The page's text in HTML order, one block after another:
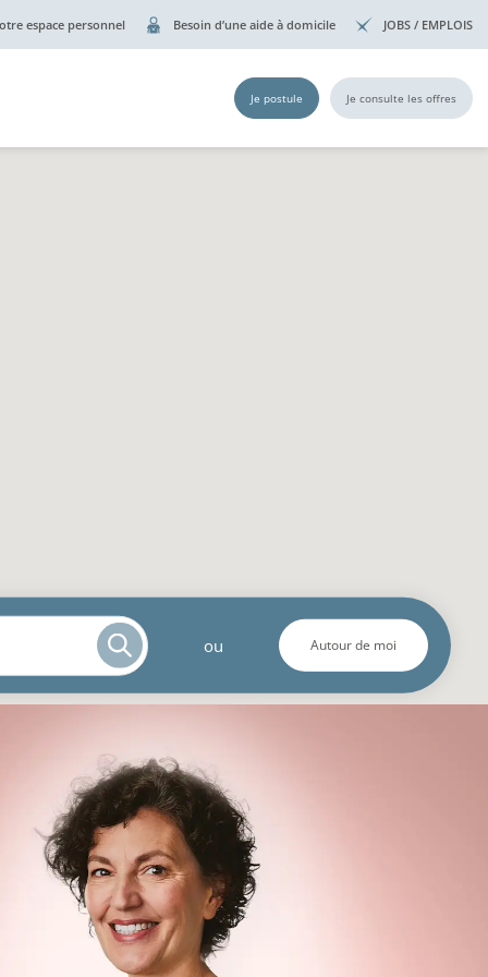
espace personnel Besoin d’une aide à domicile JOBS / EMPLOIS
Je postule Je consulte les offres
ou Autour de moi